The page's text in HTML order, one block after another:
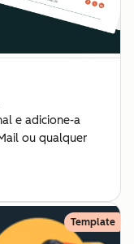
e adicione-a
ou qualquer
Template